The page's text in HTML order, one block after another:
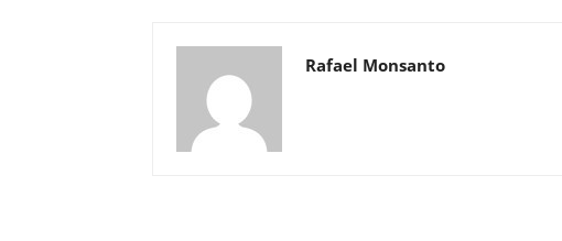
Rafael Monsanto